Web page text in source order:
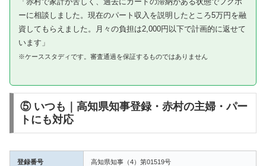
ーに相談しました。現在のパート収入を説明したところ5万円を融
資してもらえました。月々の負担は2,000円以下で計画的に返せて
います」
※ケーススタディです。審査通過を保証するものではありません
⑤ いつも｜高知県知事登録・赤村の主婦・パー
トにも対応
登録番号 高知県知事（4）第01519号